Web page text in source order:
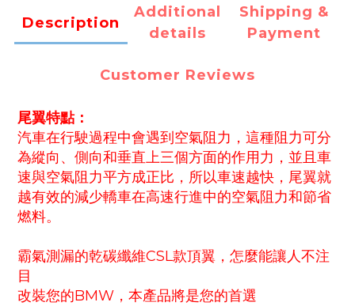
Description
Additional
details
Shipping &
Payment
Customer Reviews
尾翼特點：
汽車在行駛過程中會遇到空氣阻力，這種阻力可分
為縱向、側向和垂直上三個方面的作用力，並且車
速與空氣阻力平方成正比，所以車速越快，尾翼就
越有效的減少轎車在高速行進中的空氣阻力和節省
燃料。
霸氣測漏的乾碳纖維CSL款頂翼，怎麼能讓人不注
目
改裝您的BMW，本產品將是您的首選